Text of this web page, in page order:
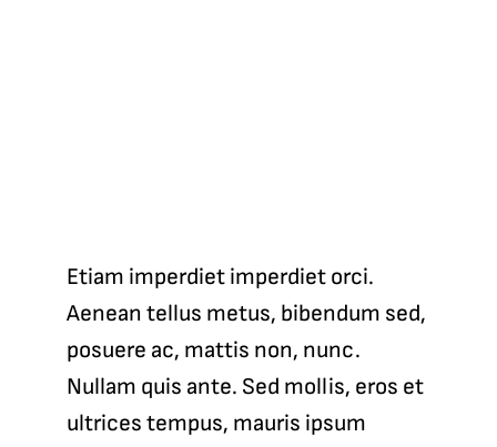
Etiam imperdiet imperdiet orci.
Aenean tellus metus, bibendum sed,
posuere ac, mattis non, nunc.
Nullam quis ante. Sed mollis, eros et
ultrices tempus, mauris ipsum